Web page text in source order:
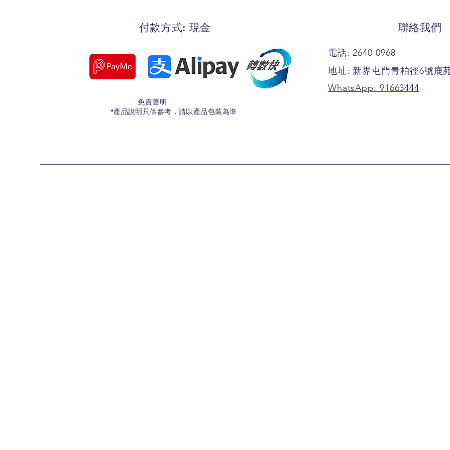
付款方式: 現金
免責聲明
*產品說明只供參考，請以產品包裝為準
聯絡我們
電話: 2640 0968
地址: 新界屯門青柏徑6號鹿
WhatsApp: 91663444